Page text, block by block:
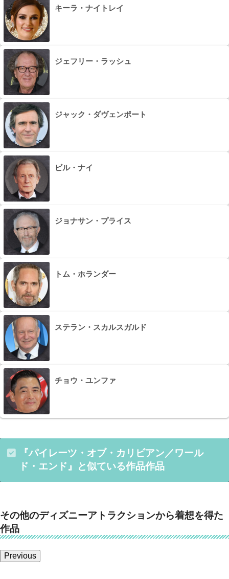
キーラ・ナイトレイ
ジェフリー・ラッシュ
ジャック・ダヴェンポート
ビル・ナイ
ジョナサン・プライス
トム・ホランダー
ステラン・スカルスガルド
チョウ・ユンファ
『パイレーツ・オブ・カリビアン／ワール
ド・エンド』と似ている作品作品
その他のディズニーアトラクションから着想を得た
作品
Previous